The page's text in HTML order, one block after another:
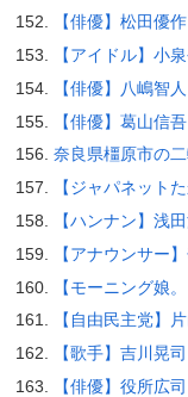
【俳優】松田優
【アイドル】小
【俳優】八嶋智
【俳優】葛山信
奈良県橿原市の
【ジャパネット
【ハンナン】浅
【アナウンサー
【モーニング娘
【自由民主党】
【歌手】吉川晃司
【俳優】役所広司